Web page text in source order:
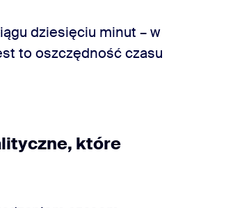
dziesięciu minut – w
to oszczędność czasu
które